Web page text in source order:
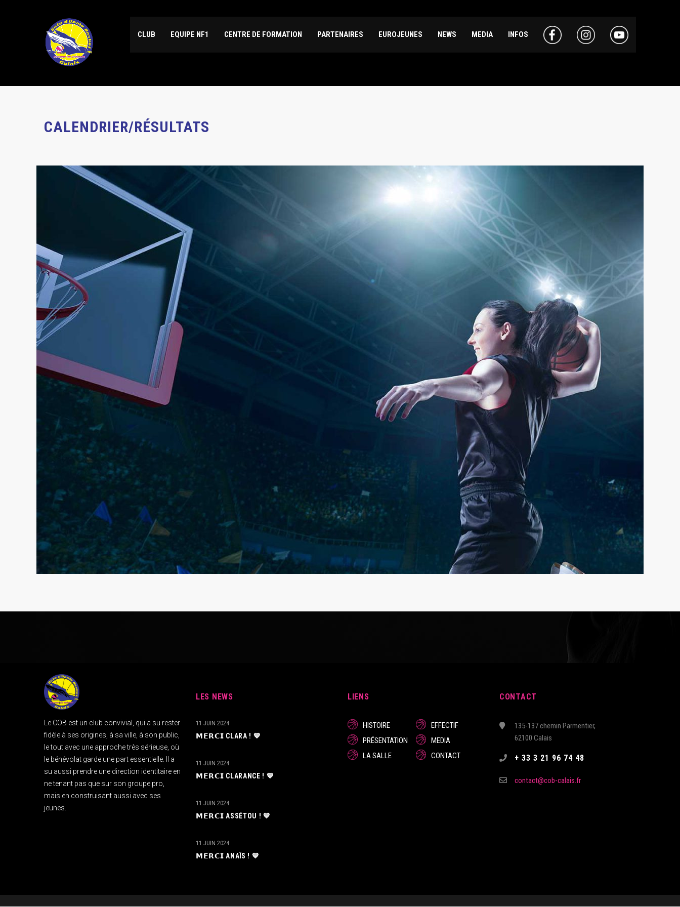
CLUB EQUIPE NF1 CENTRE DE FORMATION PARTENAIRES EUROJEUNES NEWS MEDIA INFOS
CALENDRIER/RÉSULTATS
Le COB est un club convivial, qui a su rester
fidèle à ses origines, à sa ville, à son public,
le tout avec une approche très sérieuse, où
le bénévolat garde une part essentielle. Il a
su aussi prendre une direction identitaire en
ne tenant pas que sur son groupe pro,
mais en construisant aussi avec ses
jeunes.
LES NEWS
𝗠𝗘𝗥𝗖𝗜 CLARA ! 💙
11 JUIN 2024
𝗠𝗘𝗥𝗖𝗜 CLARANCE ! 💙
11 JUIN 2024
𝗠𝗘𝗥𝗖𝗜 ASSÉTOU ! 💙
11 JUIN 2024
𝗠𝗘𝗥𝗖𝗜 ANAÏS ! 💙
11 JUIN 2024
LIENS
HISTOIRE
EFFECTIF
PRÉSENTATION
MEDIA
LA SALLE
CONTACT
CONTACT
135-137 chemin Parmentier,
62100 Calais
+ 33 3 21 96 74 48
contact@cob-calais.fr